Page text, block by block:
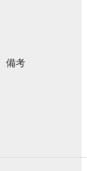
備考